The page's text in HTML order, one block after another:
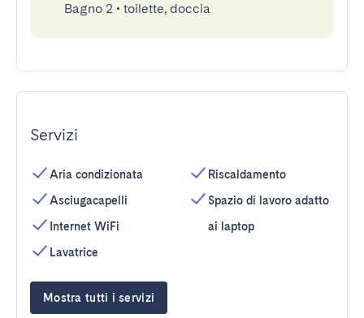
Bagno 2 • toilette, doccia
Servizi
Aria condizionata
Asciugacapelli
Internet WiFi
Lavatrice
Riscaldamento
Spazio di lavoro adatto
ai laptop
Mostra tutti i servizi